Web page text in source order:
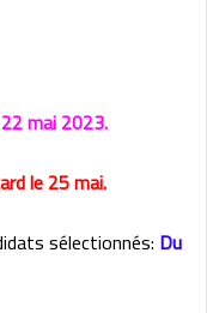
mai 2023.
le 25 mai.
sélectionnés: Du